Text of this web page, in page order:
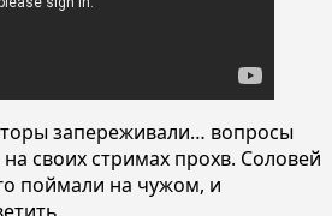
запереживали… вопросы
своих стримах прохв. Соловей
поймали на чужом, и